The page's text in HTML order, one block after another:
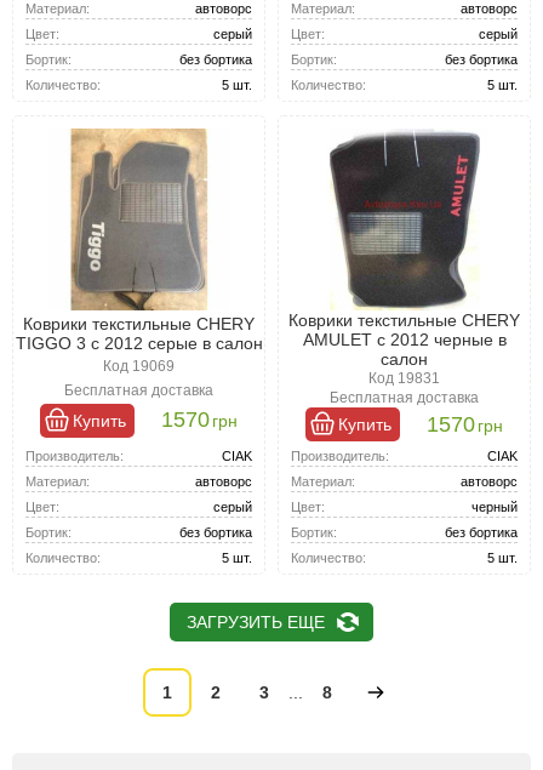
Материал:
автоворс
Цвет:
серый
Бортик:
без бортика
Количество:
5 шт.
Материал:
автоворс
Цвет:
серый
Бортик:
без бортика
Количество:
5 шт.
Коврики текстильные CHERY
TIGGO 3 с 2012 серые в салон
Код 19069
Бесплатная доставка
Купить 1570грн
Производитель:
CIAK
Материал:
автоворс
Цвет:
серый
Бортик:
без бортика
Количество:
5 шт.
Коврики текстильные CHERY
AMULET с 2012 черные в
салон
Код 19831
Бесплатная доставка
Купить 1570грн
Производитель:
CIAK
Материал:
автоворс
Цвет:
черный
Бортик:
без бортика
Количество:
5 шт.
ЗАГРУЗИТЬ ЕЩЕ
1 2 3 8